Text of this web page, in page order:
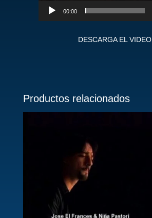
00:00
DESCARGA EL VIDEO
Productos relacionados